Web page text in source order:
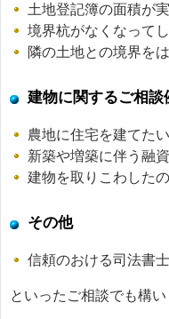
土地登記簿の面積が
境界杭がなくなって
隣の土地との境界を
建物に関するご相談
農地に住宅を建てたい
新築や増築に伴う融
建物を取りこわした
その他
信頼のおける司法書
といったご相談でも構い